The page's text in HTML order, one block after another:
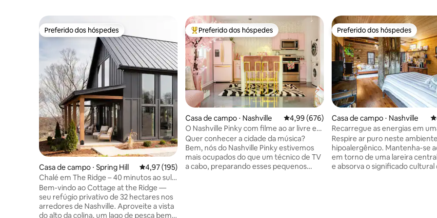
Preferido dos hóspedes
Preferido dos hóspedes
Casa de campo ⋅ Spring Hill 4,97 de uma avaliação média de 5, 195 avaliações
4,97 (195)
Chalé em The Ridge – 40 minutos ao sul
de Nashville.
Bem-vindo ao Cottage at the Ridge —
seu refúgio privativo de 32 hectares nos
arredores de Nashville. Aproveite a vista
do alto da colina, um lago de pesca bem
Entre os melhores preferidos dos hóspedes
Preferido dos hóspedes
Casa de campo ⋅ Nashville 4,99 de uma avaliação média de 5, 676
4,99 (676)
O Nashville Pinky com filme ao ar livre e
forno de pizza a lenha
Quer conhecer a cidade da música?
Bem, nós do Nashville Pinky estivemos
mais ocupados do que um técnico de TV
a cabo, preparando esses pequenos
Preferido dos hóspedes
Preferido dos hóspedes
Casa de campo ⋅ Nashville
Recarregue as energias em
campo histórica preservada
Respire ar puro neste ambiente
hipoalergênico. Mantenha-se
em torno de uma lareira
e absorva o significado cultural